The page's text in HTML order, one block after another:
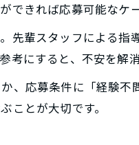
きれば応募可能なケー
先輩スタッフによる指
にすると、不安を解消
、応募条件に「経験
ことが大切です。